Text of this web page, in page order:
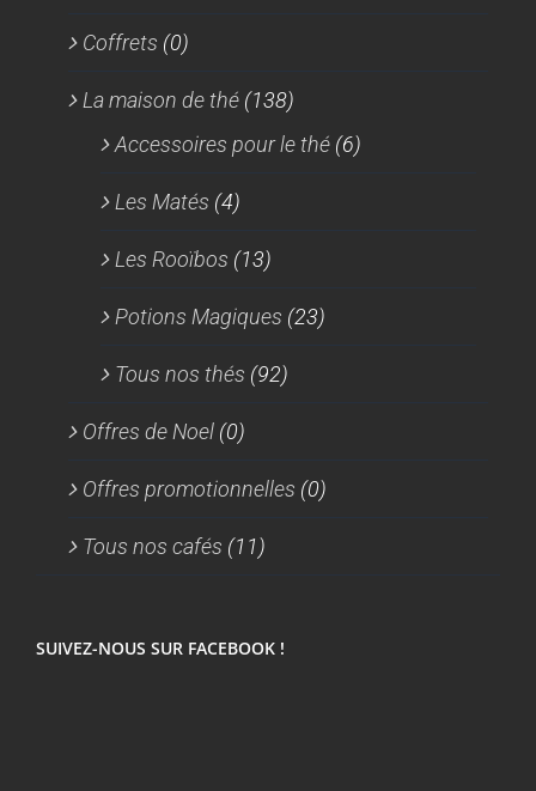
Coffrets (0)
La maison de thé (138)
Accessoires pour le thé (6)
Les Matés (4)
Les Rooïbos (13)
Potions Magiques (23)
Tous nos thés (92)
Offres de Noel (0)
Offres promotionnelles (0)
Tous nos cafés (11)
SUIVEZ-NOUS SUR FACEBOOK !